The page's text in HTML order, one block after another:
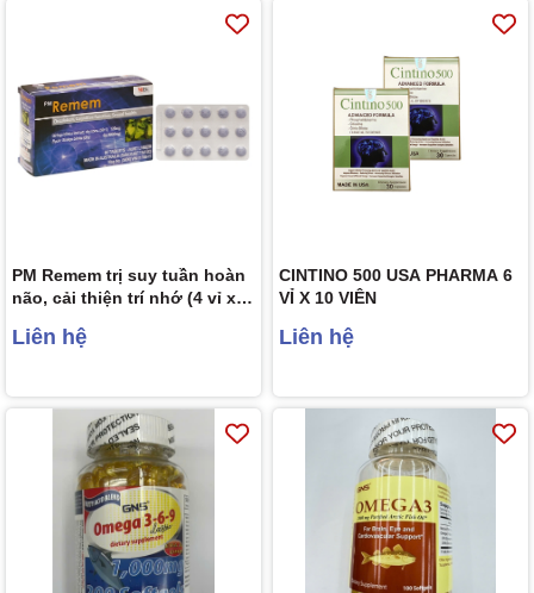
PM Remem trị suy tuần hoàn
não, cải thiện trí nhớ (4 vỉ x
Liên hệ
CINTINO 500 USA PHARMA 6
VỈ X 10 VIÊN
Liên hệ